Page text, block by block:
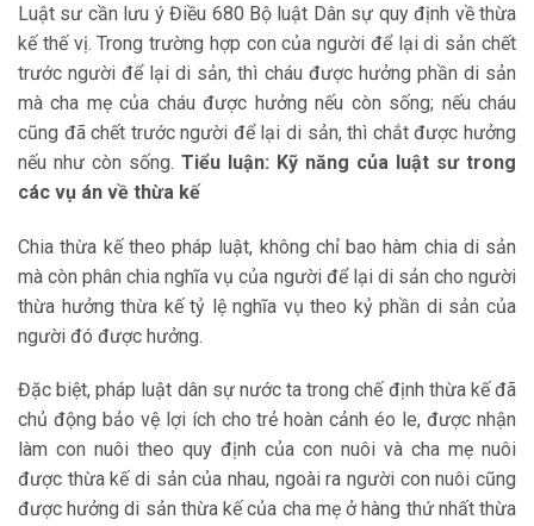
Luật sư cần lưu ý Điều 680 Bộ luật Dân sự quy định về thừa
kế thế vị. Trong trường hợp con của người để lại di sản chết
trước người để lại di sản, thì cháu được hưởng phần di sản
mà cha mẹ của cháu được hưởng nếu còn sống; nếu cháu
cũng đã chết trước người để lại di sản, thì chắt được hưởng
nếu như còn sống. Tiểu luận: Kỹ năng của luật sư trong
các vụ án về thừa kế
Chia thừa kế theo pháp luật, không chỉ bao hàm chia di sản
mà còn phân chia nghĩa vụ của người để lại di sản cho người
thừa hưởng thừa kế tỷ lệ nghĩa vụ theo kỷ phần di sản của
người đó được hưởng.
Đặc biệt, pháp luật dân sự nước ta trong chế định thừa kế đã
chủ động bảo vệ lợi ích cho trẻ hoàn cảnh éo le, được nhận
làm con nuôi theo quy định của con nuôi và cha mẹ nuôi
được thừa kế di sản của nhau, ngoài ra người con nuôi cũng
được hưởng di sản thừa kế của cha mẹ ở hàng thứ nhất thừa